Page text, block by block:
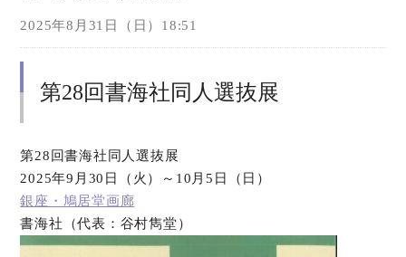
2025年8月31日（日）18:51
第28回書海社同人選抜展
第28回書海社同人選抜展
2025年9月30日（火）～10月5日（日）
銀座・鳩居堂画廊
書海社（代表：谷村雋堂）